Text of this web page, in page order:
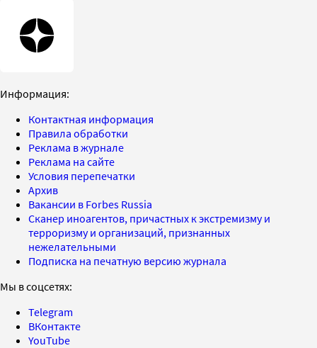
Информация:
Контактная информация
Правила обработки
Реклама в журнале
Реклама на сайте
Условия перепечатки
Архив
Вакансии в Forbes Russia
Сканер иноагентов, причастных к экстремизму и
терроризму и организаций, признанных
нежелательными
Подписка на печатную версию журнала
Мы в соцсетях:
Telegram
ВКонтакте
YouTube